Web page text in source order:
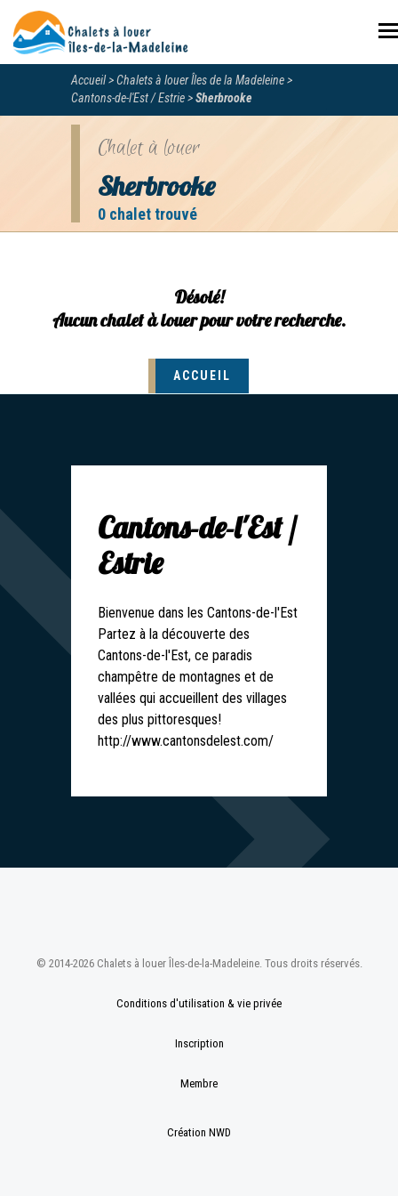
Accueil
Chalets à louer Îles de la Madeleine
Cantons-de-l'Est / Estrie
Sherbrooke
Chalet à louer
Sherbrooke
0 chalet trouvé
Désolé!
Aucun chalet à louer pour votre recherche.
ACCUEIL
Cantons-de-l'Est /
Estrie
Bienvenue dans les Cantons-de-l'Est
Partez à la découverte des
Cantons-de-l'Est, ce paradis
champêtre de montagnes et de
vallées qui accueillent des villages
des plus pittoresques!
http://www.cantonsdelest.com/
© 2014-2026 Chalets à louer Îles-de-la-Madeleine. Tous droits réservés.
Conditions d'utilisation & vie privée
Inscription
Membre
Création NWD